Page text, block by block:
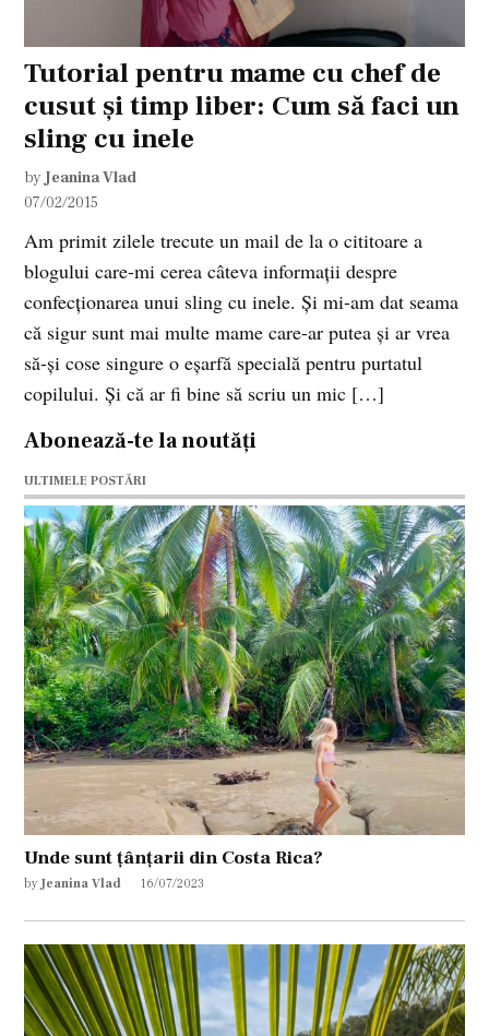
Tutorial pentru mame cu chef de
cusut și timp liber: Cum să faci un
sling cu inele
by Jeanina Vlad
07/02/2015
Am primit zilele trecute un mail de la o cititoare a
blogului care-mi cerea câteva informații despre
confecționarea unui sling cu inele. Și mi-am dat seama
că sigur sunt mai multe mame care-ar putea și ar vrea
să-și cose singure o eșarfă specială pentru purtatul
copilului. Și că ar fi bine să scriu un mic […]
Abonează-te la noutăți
ULTIMELE POSTĂRI
Unde sunt țânțarii din Costa Rica?
by Jeanina Vlad 16/07/2023